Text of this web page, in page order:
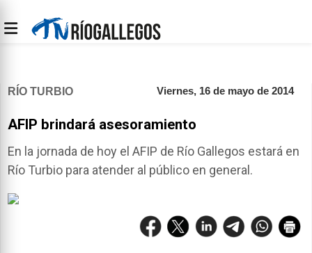
RÍO TURBIO Viernes, 16 de mayo de 2014
AFIP brindará asesoramiento
En la jornada de hoy el AFIP de Río Gallegos estará en
Río Turbio para atender al público en general.